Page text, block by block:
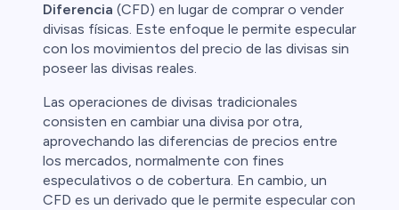
Diferencia (CFD) en lugar de comprar o vender
divisas físicas. Este enfoque le permite especular
con los movimientos del precio de las divisas sin
poseer las divisas reales.
Las operaciones de divisas tradicionales
consisten en cambiar una divisa por otra,
aprovechando las diferencias de precios entre
los mercados, normalmente con fines
especulativos o de cobertura. En cambio, un
CFD es un derivado que le permite especular con